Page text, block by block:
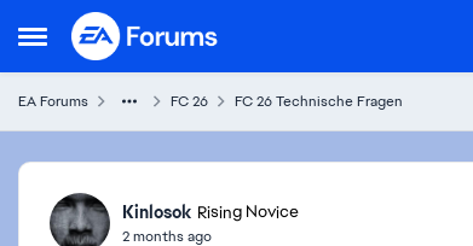
Open Side Menu
Skip to content
EA Forums FC 26 FC 26 Technische Fragen
Forum Discussion
Kinlosok Rising Novice
2 months ago